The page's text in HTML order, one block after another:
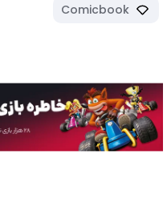
Comicbook